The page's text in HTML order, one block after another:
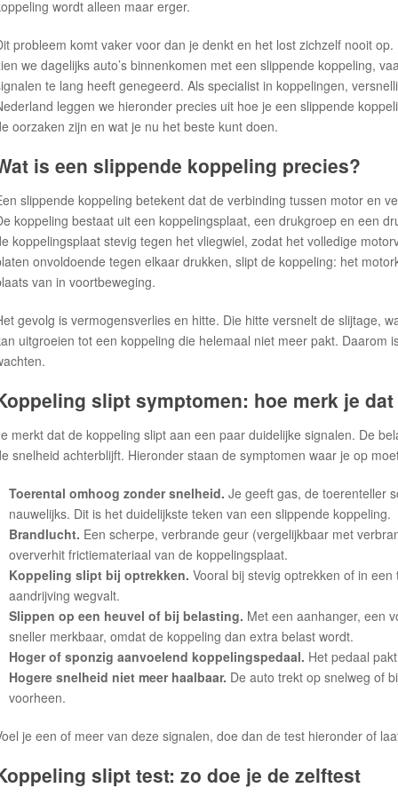
wordt alleen maar erger.
probleem komt vaker voor dan je denkt en het lost zichzelf nooit
we dagelijks auto’s binnenkomen met een slippende koppeling,
te lang heeft genegeerd. Als specialist in koppelingen,
leggen we hieronder precies uit hoe je een slippende
oorzaken zijn en wat je nu het beste kunt doen.
is een slippende koppeling precies?
slippende koppeling betekent dat de verbinding tussen motor en
koppeling bestaat uit een koppelingsplaat, een drukgroep en een
koppelingsplaat stevig tegen het vliegwiel, zodat het volledige
onvoldoende tegen elkaar drukken, slipt de koppeling: het
van in voortbeweging.
gevolg is vermogensverlies en hitte. Die hitte versnelt de slijtage,
uitgroeien tot een koppeling die helemaal niet meer pakt. Daarom
slipt symptomen: hoe merk je
merkt dat de koppeling slipt aan een paar duidelijke signalen. De
snelheid achterblijft. Hieronder staan de symptomen waar je op
Toerental omhoog zonder snelheid. Je geeft gas, de toerenteller
nauwelijks. Dit is het duidelijkste teken van een slippende koppeling.
Brandlucht. Een scherpe, verbrande geur (vergelijkbaar met
oververhit frictiemateriaal van de koppelingsplaat.
Koppeling slipt bij optrekken. Vooral bij stevig optrekken of in
aandrijving wegvalt.
Slippen op een heuvel of bij belasting. Met een aanhanger, een
sneller merkbaar, omdat de koppeling dan extra belast wordt.
Hoger of sponzig aanvoelend koppelingspedaal. Het pedaal
Hogere snelheid niet meer haalbaar. De auto trekt op snelweg of
voorheen.
je een of meer van deze signalen, doe dan de test hieronder of
slipt test: zo doe je de zelftest